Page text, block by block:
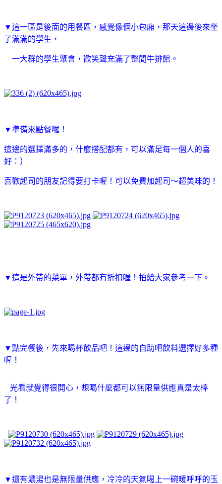
▼這一區是後面的用餐區，感覺像個小包廂，那天這邊後來坐
了滿滿的學生，
一大群的學生聚會，歡笑聲充滿了整間牛排館。
▼準備來點餐囉！
這邊的選擇滿多的，什麼搭配都有，可以滿足每一個人的喜
好：）
喜歡起司的朋友記得要打卡喔！可以免費加起司～超美味的！
▼這是外帶的菜單，外帶都有折扣喔！拍給大家參考一下。
▼點完餐後，先來喝杯飲品吧！這邊的自助吧飲料選擇好多種
喔！
光看就覺得很開心，想喝什麼都可以無限量供應真是太棒
了！
▼還有濃湯也是無限量供應，冷冷的天氣喝上一碗暖呼呼的玉